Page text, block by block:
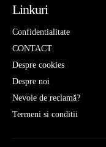
Linkuri
Confidentialitate
CONTACT
Despre cookies
Despre noi
Nevoie de reclamă?
Termeni si conditii